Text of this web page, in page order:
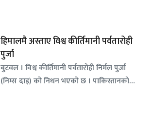
हिमालमै अस्ताए विश्व कीर्तिमानी पर्वतारोही
पुर्जा
बुटवल । विश्व कीर्तिमानी पर्वतारोही निर्मल पुर्जा
(निम्स दाइ) को निधन भएको छ । पाकिस्तानको…